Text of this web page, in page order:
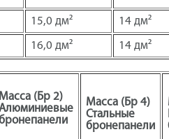
15,0 дм² 14 дм²
16,0 дм² 14 дм²
Масса (Бр 2)
Масса (Бр 4)
Стальные
бронепанели